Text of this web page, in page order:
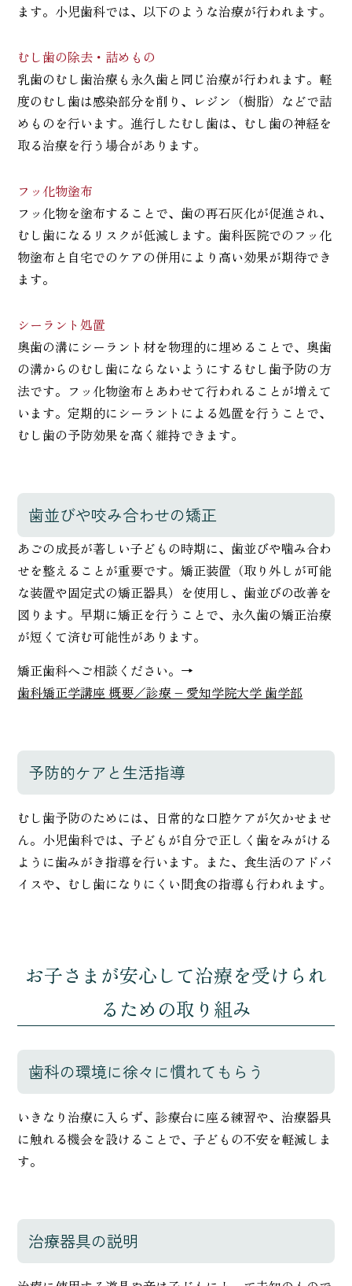
ます。小児歯科では、以下のような治療が行われます。
むし歯の除去・詰めもの
乳歯のむし歯治療も永久歯と同じ治療が行われます。軽
度のむし歯は感染部分を削り、レジン（樹脂）などで詰
めものを行います。進行したむし歯は、むし歯の神経を
取る治療を行う場合があります。
フッ化物塗布
フッ化物を塗布することで、歯の再石灰化が促進され、
むし歯になるリスクが低減します。歯科医院でのフッ化
物塗布と自宅でのケアの併用により高い効果が期待でき
ます。
シーラント処置
奥歯の溝にシーラント材を物理的に埋めることで、奥歯
の溝からのむし歯にならないようにするむし歯予防の方
法です。フッ化物塗布とあわせて行われることが増えて
います。定期的にシーラントによる処置を行うことで、
むし歯の予防効果を高く維持できます。
歯並びや咬み合わせの矯正
あごの成長が著しい子どもの時期に、歯並びや噛み合わ
せを整えることが重要です。矯正装置（取り外しが可能
な装置や固定式の矯正器具）を使用し、歯並びの改善を
図ります。早期に矯正を行うことで、永久歯の矯正治療
が短くて済む可能性があります。
矯正歯科へご相談ください。→
歯科矯正学講座 概要／診療 – 愛知学院大学 歯学部
予防的ケアと生活指導
むし歯予防のためには、日常的な口腔ケアが欠かせませ
ん。小児歯科では、子どもが自分で正しく歯をみがける
ように歯みがき指導を行います。また、食生活のアドバ
イスや、むし歯になりにくい間食の指導も行われます。
お子さまが安心して治療を受けられ
るための取り組み
歯科の環境に徐々に慣れてもらう
いきなり治療に入らず、診療台に座る練習や、治療器具
に触れる機会を設けることで、子どもの不安を軽減しま
す。
治療器具の説明